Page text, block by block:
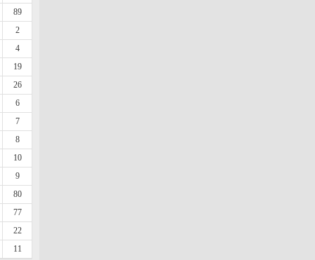
89
2
4
19
26
6
7
8
10
9
80
77
22
11